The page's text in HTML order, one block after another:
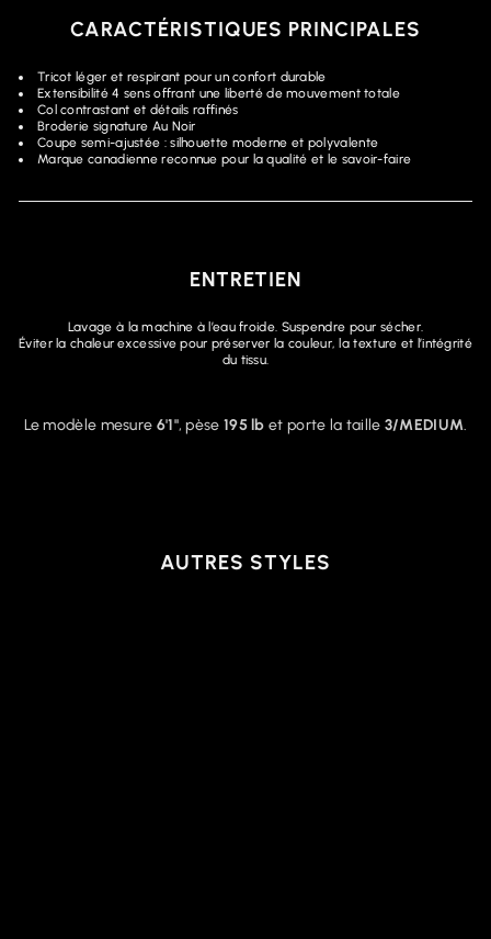
CARACTÉRISTIQUES PRINCIPALES
Tricot léger et respirant pour un confort durable
Extensibilité 4 sens offrant une liberté de mouvement totale
Col contrastant et détails raffinés
Broderie signature Au Noir
Coupe semi-ajustée : silhouette moderne et polyvalente
Marque canadienne reconnue pour la qualité et le savoir-faire
ENTRETIEN
Lavage à la machine à l’eau froide. Suspendre pour sécher.
Éviter la chaleur excessive pour préserver la couleur, la texture et l’intégrité
du tissu.
Le modèle mesure 6'1", pèse 195 lb et porte la taille 3/MEDIUM.
AUTRES STYLES